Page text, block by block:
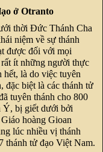
ở Otranto
thời Đức Thánh Cha
niệm về sự thánh
được đối với mọi
ít những người thực
hết, là do việc tuyên
đặc biệt là các thánh tử
tuyên thánh cho 800
Ý, bị giết dưới bởi
hoàng Gioan
lúc nhiều vị thánh
thánh tử đạo Việt Nam.